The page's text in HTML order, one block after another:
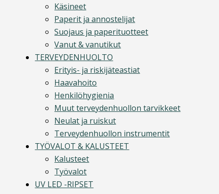
Käsineet
Paperit ja annostelijat
Suojaus ja paperituotteet
Vanut & vanutikut
TERVEYDENHUOLTO
Erityis- ja riskijäteastiat
Haavahoito
Henkilöhygienia
Muut terveydenhuollon tarvikkeet
Neulat ja ruiskut
Terveydenhuollon instrumentit
TYÖVALOT & KALUSTEET
Kalusteet
Työvalot
UV LED -RIPSET